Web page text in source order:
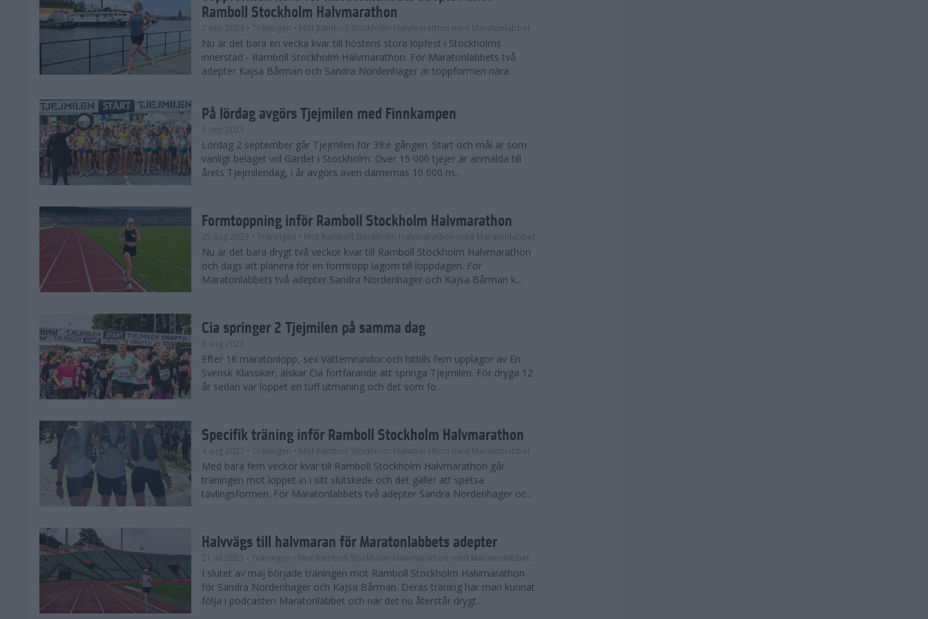
Ramboll Stockholm Halvmarathon
2 sep 2023 • Träningen • Mot Ramboll Stockholm Halvmarathon med Maratonlabbet
Nu är det bara en vecka kvar till höstens stora löpfest i Stockholms
innerstad - Ramboll Stockholm Halvmarathon. För Maratonlabbets två
adepter Kajsa Bårman och Sandra Nordenhager är toppformen nära.
På lördag avgörs Tjejmilen med Finnkampen
1 sep 2023
Lördag 2 september går Tjejmilen för 39:e gången. Start och mål är som
vanligt beläget vid Gärdet i Stockholm. Över 15 000 tjejer är anmälda till
årets Tjejmilendag, i år avgörs även damernas 10 000 m...
Formtoppning inför Ramboll Stockholm Halvmarathon
25 aug 2023 • Träningen • Mot Ramboll Stockholm Halvmarathon med Maratonlabbet
Nu är det bara drygt två veckor kvar till Ramboll Stockholm Halvmarathon
och dags att planera för en formtopp lagom till loppdagen. För
Maratonlabbets två adepter Sandra Nordenhager och Kajsa Bårman k...
Cia springer 2 Tjejmilen på samma dag
8 aug 2023
Efter 16 maratonlopp, sex Vätternrundor och hittills fem upplagor av En
Svensk Klassiker, älskar Cia fortfarande att springa Tjejmilen. För dryga 12
år sedan var loppet en tuff utmaning och det som fo...
Specifik träning inför Ramboll Stockholm Halvmarathon
4 aug 2023 • Träningen • Mot Ramboll Stockholm Halvmarathon med Maratonlabbet
Med bara fem veckor kvar till Ramboll Stockholm Halvmarathon går
träningen mot loppet in i sitt slutskede och det gäller att spetsa
tävlingsformen. För Maratonlabbets två adepter Sandra Nordenhager oc...
Halvvägs till halvmaran för Maratonlabbets adepter
21 jul 2023 • Träningen • Mot Ramboll Stockholm Halvmarathon med Maratonlabbet
I slutet av maj började träningen mot Ramboll Stockholm Halvmarathon
för Sandra Nordenhager och Kajsa Bårman. Deras träning har man kunnat
följa i podcasten Maratonlabbet och när det nu återstår drygt...